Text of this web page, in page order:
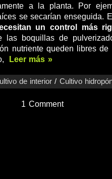
a la planta. Por
se secarían enseguida.
un control más
las boquillas de
nutriente queden libres
Leer más »
de interior / Cultivo
1 Comment